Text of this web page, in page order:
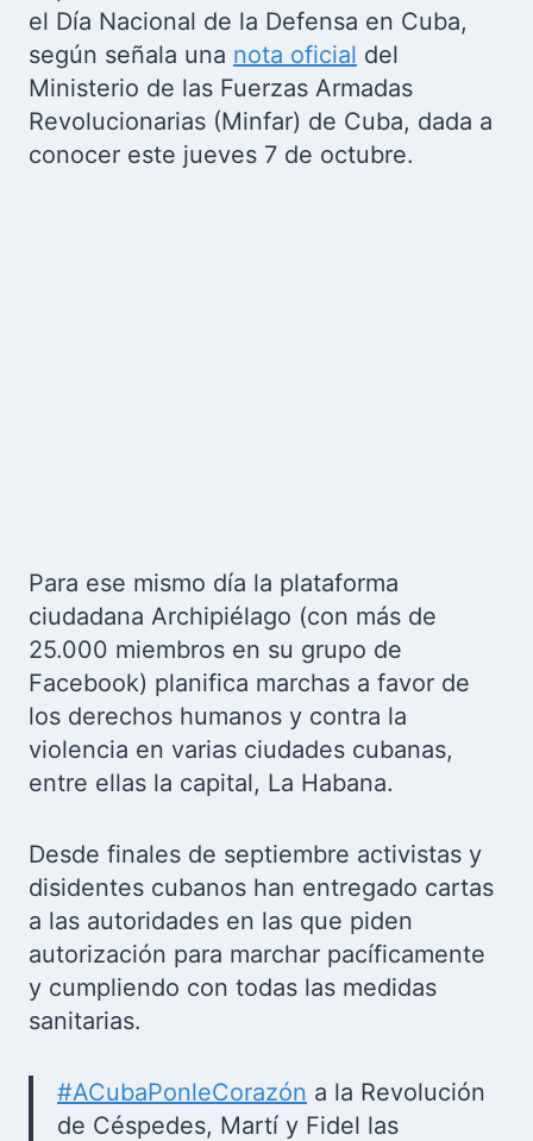
el Día Nacional de la Defensa en Cuba,
según señala una nota oficial del
Ministerio de las Fuerzas Armadas
Revolucionarias (Minfar) de Cuba, dada a
conocer este jueves 7 de octubre.
Para ese mismo día la plataforma
ciudadana Archipiélago (con más de
25.000 miembros en su grupo de
Facebook) planifica marchas a favor de
los derechos humanos y contra la
violencia en varias ciudades cubanas,
entre ellas la capital, La Habana.
Desde finales de septiembre activistas y
disidentes cubanos han entregado cartas
a las autoridades en las que piden
autorización para marchar pacíficamente
y cumpliendo con todas las medidas
sanitarias.
#ACubaPonleCorazón a la Revolución
de Céspedes, Martí y Fidel las